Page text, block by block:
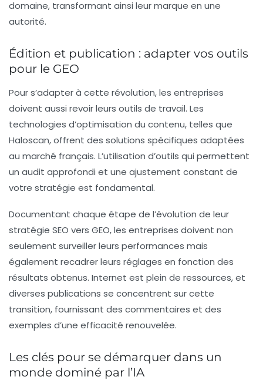
domaine, transformant ainsi leur marque en une
autorité.
Édition et publication : adapter vos outils
pour le GEO
Pour s’adapter à cette révolution, les entreprises
doivent aussi revoir leurs outils de travail. Les
technologies d’optimisation du contenu, telles que
Haloscan, offrent des solutions spécifiques adaptées
au marché français. L’utilisation d’outils qui permettent
un audit approfondi et une ajustement constant de
votre stratégie est fondamental.
Documentant chaque étape de l’évolution de leur
stratégie SEO vers GEO, les entreprises doivent non
seulement surveiller leurs performances mais
également recadrer leurs réglages en fonction des
résultats obtenus. Internet est plein de ressources, et
diverses publications se concentrent sur cette
transition, fournissant des commentaires et des
exemples d’une efficacité renouvelée.
Les clés pour se démarquer dans un
monde dominé par l’IA